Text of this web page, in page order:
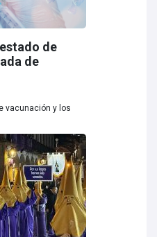
de
de
vacunación y los